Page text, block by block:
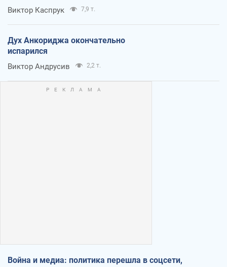
Виктор Каспрук 7,9 т.
Дух Анкориджа окончательно
испарился
Виктор Андрусив 2,2 т.
Война и медиа: политика перешла в соцсети,